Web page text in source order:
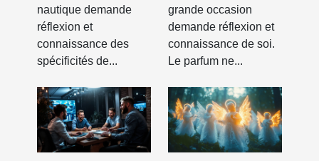
nautique demande
réflexion et
connaissance des
spécificités de...
grande occasion
demande réflexion et
connaissance de soi.
Le parfum ne...